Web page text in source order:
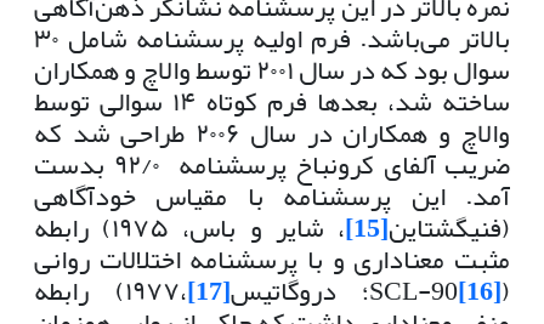
بالاتر می‌باشد. فرم اولیه پرسشنامه شامل ۳۰
سوال بود که در سال ۲۰۰۱ توسط والاچ و همکاران
ساخته شد، بعدها فرم کوتاه ۱۴ سوالی توسط
والاچ و همکاران در سال ۲۰۰۶ طراحی شد که
ضریب آلفای کرونباخ پرسشنامه ۹۲/۰ بدست
آمد. این پرسشنامه با مقیاس خودآگاهی
(فنیگشتاین[15] ، شایر و باس، ۱۹۷۵) رابطه
مثبت معناداری و با پرسشنامه اختلالات روانی
(
[16] SCL-90؛ دروگاتیس [17] ،۱۹۷۷) رابطه